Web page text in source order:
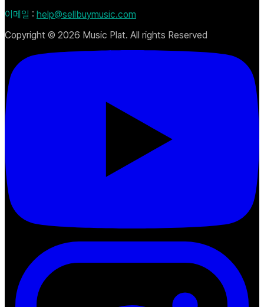
이메일 : help@sellbuymusic.com
Copyright © 2026 Music Plat. All rights Reserved